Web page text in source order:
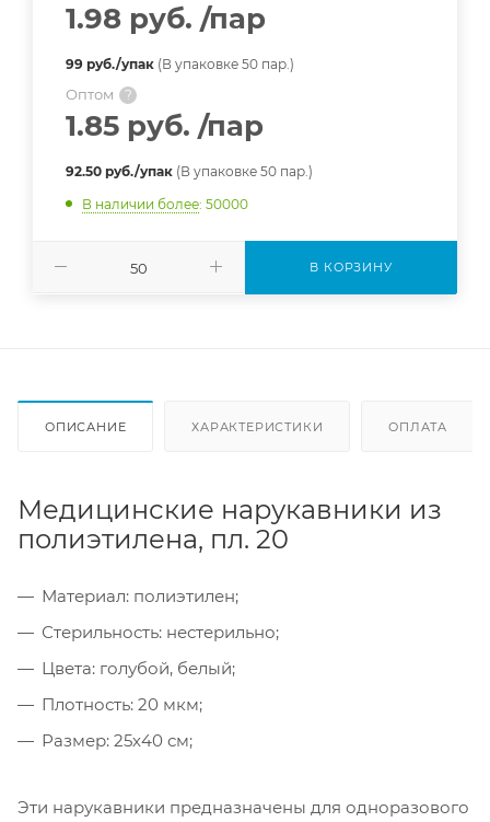
1.98 руб. /пар
99 руб./упак (В упаковке 50 пар.)
Оптом ?
1.85 руб. /пар
92.50 руб./упак (В упаковке 50 пар.)
В наличии более: 50000
В КОРЗИНУ
ОПИСАНИЕ ХАРАКТЕРИСТИКИ ОПЛАТА
Медицинские нарукавники из
полиэтилена, пл. 20
Материал: полиэтилен;
Стерильность: нестерильно;
Цвета: голубой, белый;
Плотность: 20 мкм;
Размер: 25х40 см;
Эти нарукавники предназначены для одноразового